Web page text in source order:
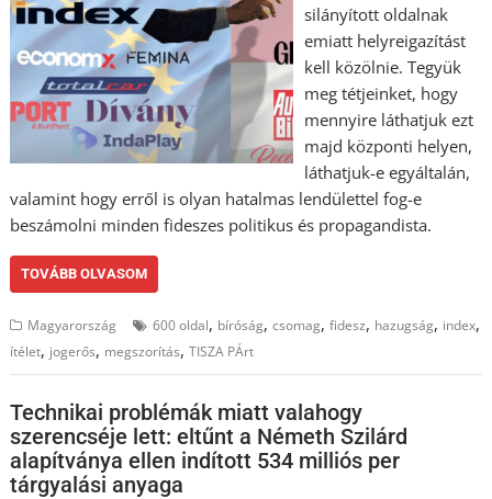
silányított oldalnak
emiatt helyreigazítást
kell közölnie. Tegyük
meg tétjeinket, hogy
mennyire láthatjuk ezt
majd központi helyen,
láthatjuk-e egyáltalán,
valamint hogy erről is olyan hatalmas lendülettel fog-e
beszámolni minden fideszes politikus és propagandista.
TOVÁBB OLVASOM
Magyarország 600 oldal, bíróság,csomag,fidesz, hazugság, index,
ítélet, jogerős, megszorítás,TISZA PÁrt
Technikai problémák miatt valahogy
szerencséje lett: eltűnt a Németh Szilárd
alapítványa ellen indított 534 milliós per
tárgyalási anyaga